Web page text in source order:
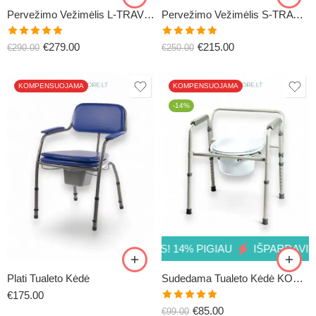
Pervežimo Vežimėlis L-TRAVEL
Įvertinimas:
€290.00 €279.00
51CM
Pervežimo Vežimėlis S-TRAVEL
Įvertinimas:
€250.00 €215.00
KOMPENSUOJAMA
Plati Tualeto Kėdė
€175.00
KOMPENSUOJAMA
-14%
IŠPARDAVIMAS! 14% PIGIAU IŠPARDAVIMAS!
Sudedama Tualeto Kėdė KOMO
Įvertinimas:
€99.00 €85.00